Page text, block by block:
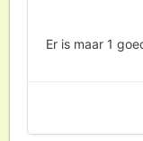
Toen WWII
Er is maar 1